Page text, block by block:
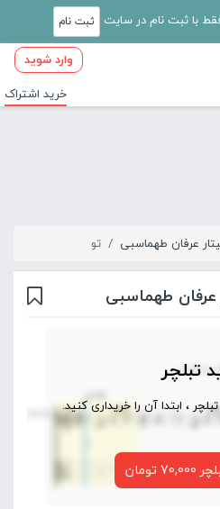
ثبت نام
وارد شوید
خرید اشتراک
عرفان طهماسبی تو
طهماسبی
تبلچر
، ابتدا آن را خریداری کنید.